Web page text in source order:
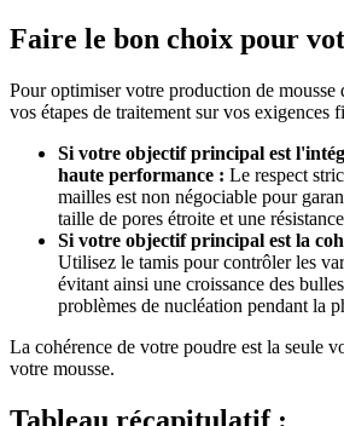
Faire le bon choix pour
Pour optimiser votre production de
vos étapes de traitement sur vos exigences
Si votre objectif principal est
haute performance : Le respect
mailles est non négociable pour
taille de pores étroite et une
Si votre objectif principal est la
Utilisez le tamis pour contrôler les
évitant ainsi une croissance des
problèmes de nucléation pendant la
La cohérence de votre poudre est la seule
votre mousse.